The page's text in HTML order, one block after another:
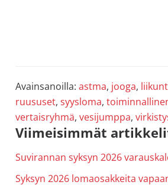
Avainsanoilla: astma, jooga,
ruususet, syysloma,
vertaisryhmä, vesijumppa,
Ensisijainen
sivupalkki
Viimeisimmät
Suvirannan syksyn 2026
Syksyn 2026 lomaosakkeita